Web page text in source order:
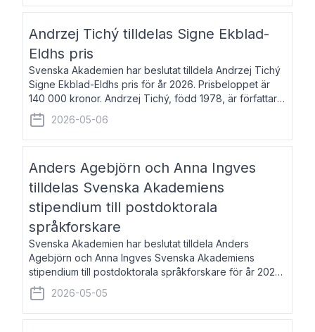
stol 18 och kommer att ta sitt inträde vid
Andrzej Tichý tilldelas Signe Ekblad-
Eldhs pris
Svenska Akademien har beslutat tilldela Andrzej Tichý
Signe Ekblad-Eldhs pris för år 2026. Prisbeloppet är
140 000 kronor. Andrzej Tichý, född 1978, är författare
och kulturskribent. Han debuterade 2005 med den
lovordade romanen Sex liter l
2026-05-06
Anders Agebjörn och Anna Ingves
tilldelas Svenska Akademiens
stipendium till postdoktorala
språkforskare
Svenska Akademien har beslutat tilldela Anders
Agebjörn och Anna Ingves Svenska Akademiens
stipendium till postdoktorala språkforskare för år 2026.
Stipendiebeloppet är 75 000 kronor per mottagare.
Anders Agebjörn, född 1984, är universitet
2026-05-05